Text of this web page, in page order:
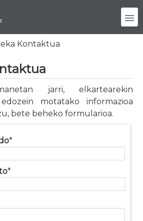
Kontaktua
jarri, elkartearekin
motatako informazioa
bete beheko formularioa.
*
*